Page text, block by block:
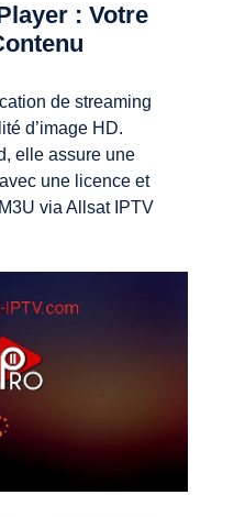
: Votre
de streaming
d’image HD.
elle assure une
une licence et
via Allsat IPTV